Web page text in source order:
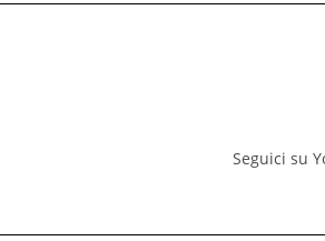
Seguici su